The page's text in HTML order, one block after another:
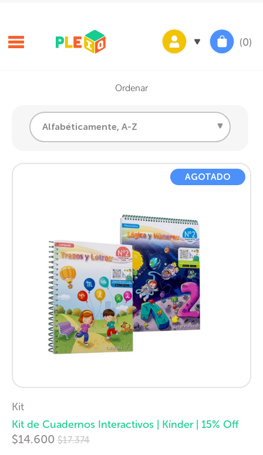
contenido
(0)
Ordenar
Alfabéticamente, A-Z
Kit
Kit de Cuadernos Interactivos | Kínder | 15% Off
$14.600 Precio
habitual
$17.374
AGOTADO